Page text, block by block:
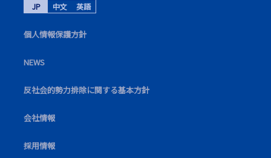
JP 中文 英語
個⼈情報保護⽅針
NEWS
反社会的勢力排除に関する基本方針
会社情報
採⽤情報